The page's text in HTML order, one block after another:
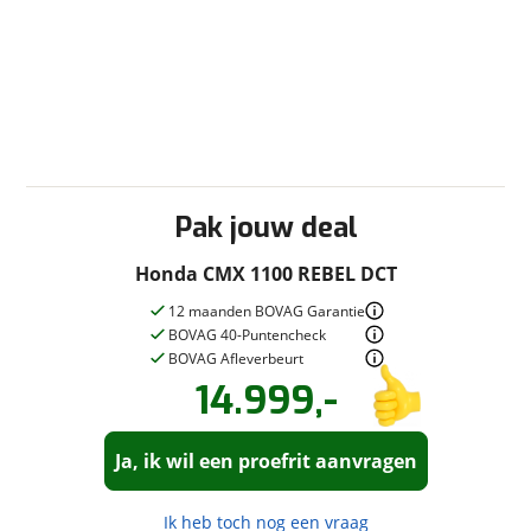
Pak jouw deal
Honda CMX 1100 REBEL DCT
12 maanden BOVAG Garantie
BOVAG 40-Puntencheck
BOVAG Afleverbeurt
14.999,-
Ja, ik wil een proefrit aanvragen
Vraag eenproefrit
aan!
Moto Rotterdam neemt snel
contact met je op om een proefrit in
Ik heb toch nog een vraag
Stel eenvraag!
Moto Rotterdam neemt snel
contact met je op om je vraag te
beantwoorden.